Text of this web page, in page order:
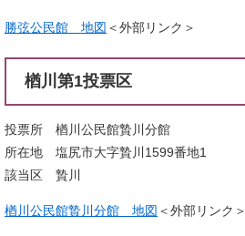
勝弦公民館 地図 ＜外部リンク＞
楢川第1投票区
投票所 楢川公民館贄川分館
所在地 塩尻市大字贄川1599番地1
該当区 贄川
楢川公民館贄川分館 地図 ＜外部リンク＞